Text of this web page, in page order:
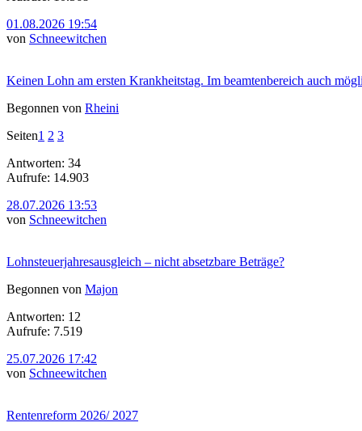
01.08.2026 19:54
von Schneewitchen
Keinen Lohn am ersten Krankheitstag. Im beamtenbereich auch
Begonnen von Rheini
Seiten1 2 3
Antworten: 34
Aufrufe: 14.903
28.07.2026 13:53
von Schneewitchen
Lohnsteuerjahresausgleich – nicht absetzbare Beträge?
Begonnen von Majon
Antworten: 12
Aufrufe: 7.519
25.07.2026 17:42
von Schneewitchen
Rentenreform 2026/ 2027